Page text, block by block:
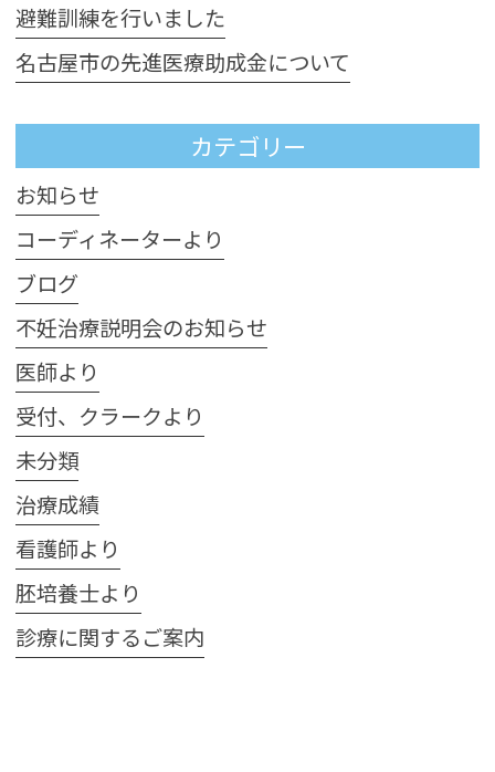
避難訓練を行いました
名古屋市の先進医療助成金について
カテゴリー
お知らせ
コーディネーターより
ブログ
不妊治療説明会のお知らせ
医師より
受付、クラークより
未分類
治療成績
看護師より
胚培養士より
診療に関するご案内